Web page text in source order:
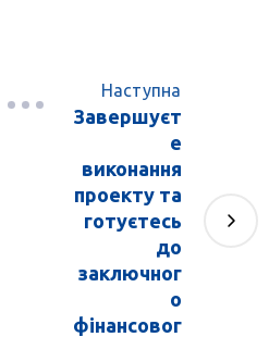
Наступна
Завершуєт
е
виконання
проекту та
готуєтесь
до
заключног
о
фінансовог